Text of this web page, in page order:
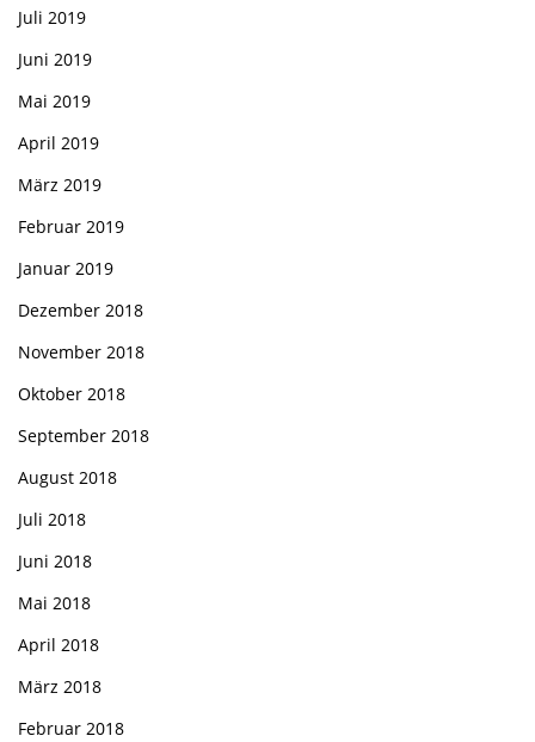
Juli 2019
Juni 2019
Mai 2019
April 2019
März 2019
Februar 2019
Januar 2019
Dezember 2018
November 2018
Oktober 2018
September 2018
August 2018
Juli 2018
Juni 2018
Mai 2018
April 2018
März 2018
Februar 2018